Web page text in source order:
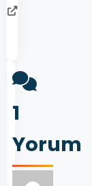
admin
1
Yorum